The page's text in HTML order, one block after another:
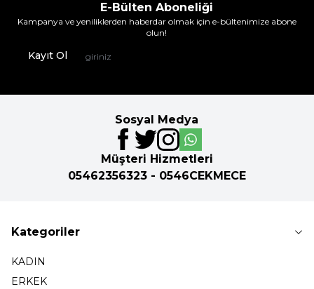
E-Bülten Aboneliği
Kampanya ve yeniliklerden haberdar olmak için e-bültenimize abone
olun!
Kayıt Ol
Sosyal Medya
Müşteri Hizmetleri
05462356323 - 0546CEKMECE
Kategoriler
KADIN
ERKEK